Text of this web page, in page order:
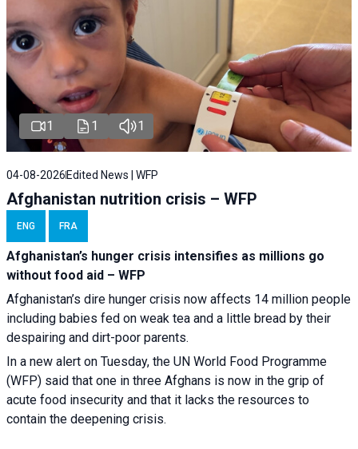
1 1 1
04-08-2026 Edited News | WFP
Afghanistan nutrition crisis – WFP
ENG FRA
Afghanistan’s hunger crisis intensifies as millions go
without food aid – WFP
Afghanistan’s dire hunger crisis now affects 14 million people
including babies fed on weak tea and a little bread by their
despairing and dirt-poor parents.
In a new alert on Tuesday, the UN World Food Programme
(WFP) said that one in three Afghans is now in the grip of
acute food insecurity and that it lacks the resources to
contain the deepening crisis.